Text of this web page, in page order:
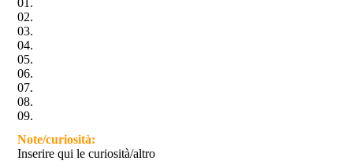
01.
02.
03.
04.
05.
06.
07.
08.
09.
Note/curiosità:
Inserire qui le curiosità/altro